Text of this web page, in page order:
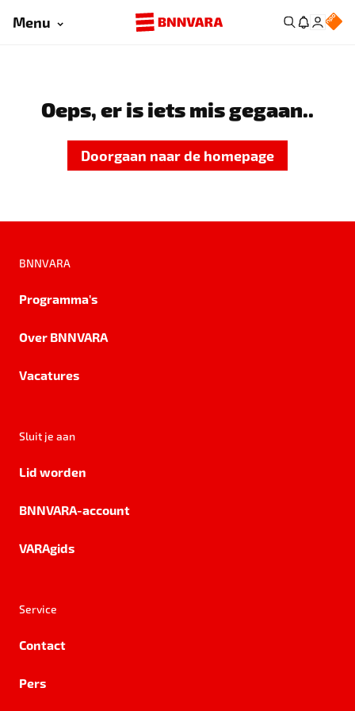
Menu
Oeps, er is iets mis gegaan..
Doorgaan naar de homepage
BNNVARA
Programma's
Over BNNVARA
Vacatures
Sluit je aan
Lid worden
BNNVARA-account
VARAgids
Service
Contact
Pers